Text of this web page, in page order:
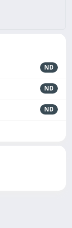
ND
ND
ND